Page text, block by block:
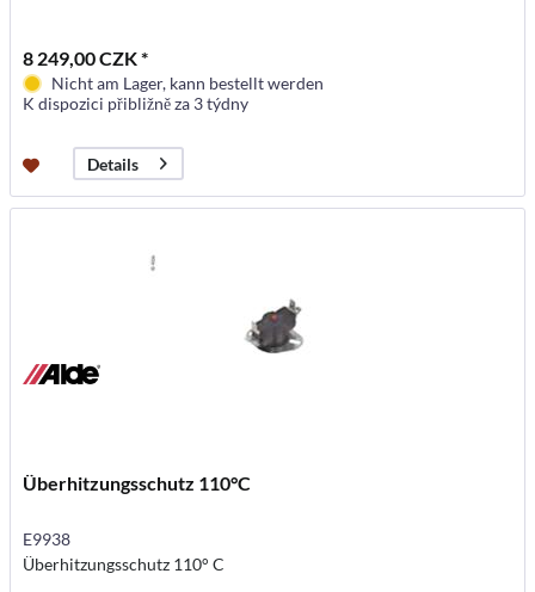
8 249,00 CZK *
Nicht am Lager, kann bestellt werden
K dispozici přibližně za 3 týdny
Details
Überhitzungsschutz 110°C
E9938
Überhitzungsschutz 110° C